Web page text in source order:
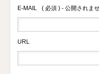
E-MAIL ( 必須 ) - 公開されま
URL